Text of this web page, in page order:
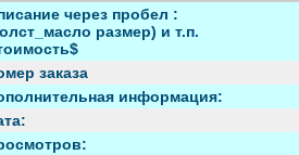
через пробел :
размер) и т.п.
заказа
информация: